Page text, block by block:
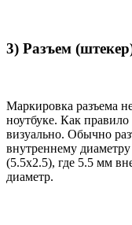
3) Разъем
Маркировка разъема
ноутбуке. Как
визуально. Обычно
внутреннему
(5.5x2.5), где 5.5 мм
диаметр.